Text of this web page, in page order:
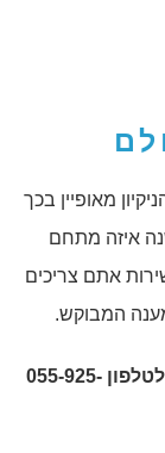
מאופיין בכך
איזה מתחם
אתם צריכים
המבוקש.
צרו עימנו קשר דרך האתר או חייגו עכשיו לטלפון 055-925-